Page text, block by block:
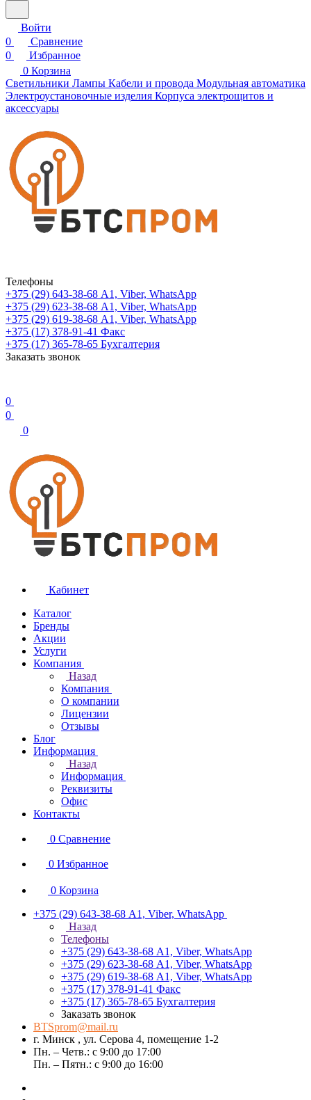
Войти
0
Сравнение
0
Избранное
0 Корзина
Светильники Лампы Кабели и провода Модульная автоматика
Электроустановочные изделия Корпуса электрощитов и
аксессуары
Телефоны
+375 (29) 643-38-68 А1, Viber, WhatsApp
+375 (29) 623-38-68 А1, Viber, WhatsApp
+375 (29) 619-38-68 А1, Viber, WhatsApp
+375 (17) 378-91-41 Факс
+375 (17) 365-78-65 Бухгалтерия
Заказать звонок
0
0
0
Кабинет
Каталог
Бренды
Акции
Услуги
Компания
Назад
Компания
О компании
Лицензии
Отзывы
Блог
Информация
Назад
Информация
Реквизиты
Офис
Контакты
0 Сравнение
0 Избранное
0 Корзина
+375 (29) 643-38-68 А1, Viber, WhatsApp
Назад
Телефоны
+375 (29) 643-38-68 А1, Viber, WhatsApp
+375 (29) 623-38-68 А1, Viber, WhatsApp
+375 (29) 619-38-68 А1, Viber, WhatsApp
+375 (17) 378-91-41 Факс
+375 (17) 365-78-65 Бухгалтерия
Заказать звонок
BTSprom@mail.ru
г. Минск , ул. Серова 4, помещение 1-2
Пн. – Четв.: с 9:00 до 17:00
Пн. – Пятн.: с 9:00 до 16:00